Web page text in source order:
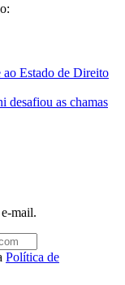
ao Estado de Direito
desafiou as chamas
mail.
Política de